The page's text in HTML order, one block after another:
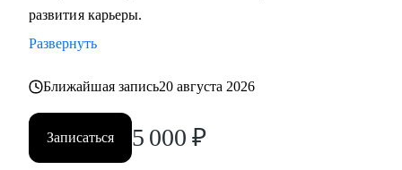
развития карьеры.
Развернуть
Ближайшая запись20 августа 2026
Записаться 5 000 ₽